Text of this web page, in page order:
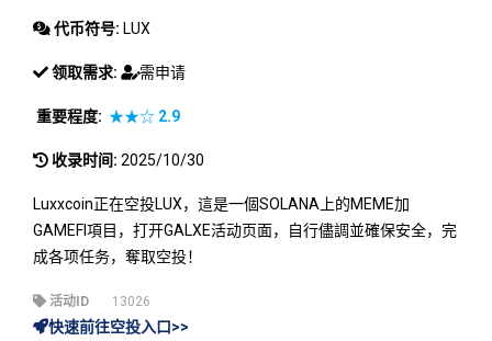
代币符号: LUX
领取需求: 需申请
重要程度: ★★☆ 2.9
收录时间: 2025/10/30
Luxxcoin正在空投LUX，這是一個SOLANA上的MEME加
GAMEFI項目，打开GALXE活动页面，自行儘調並確保安全，完
成各项任务，奪取空投！
活动ID 13026
快速前往空投入口>>